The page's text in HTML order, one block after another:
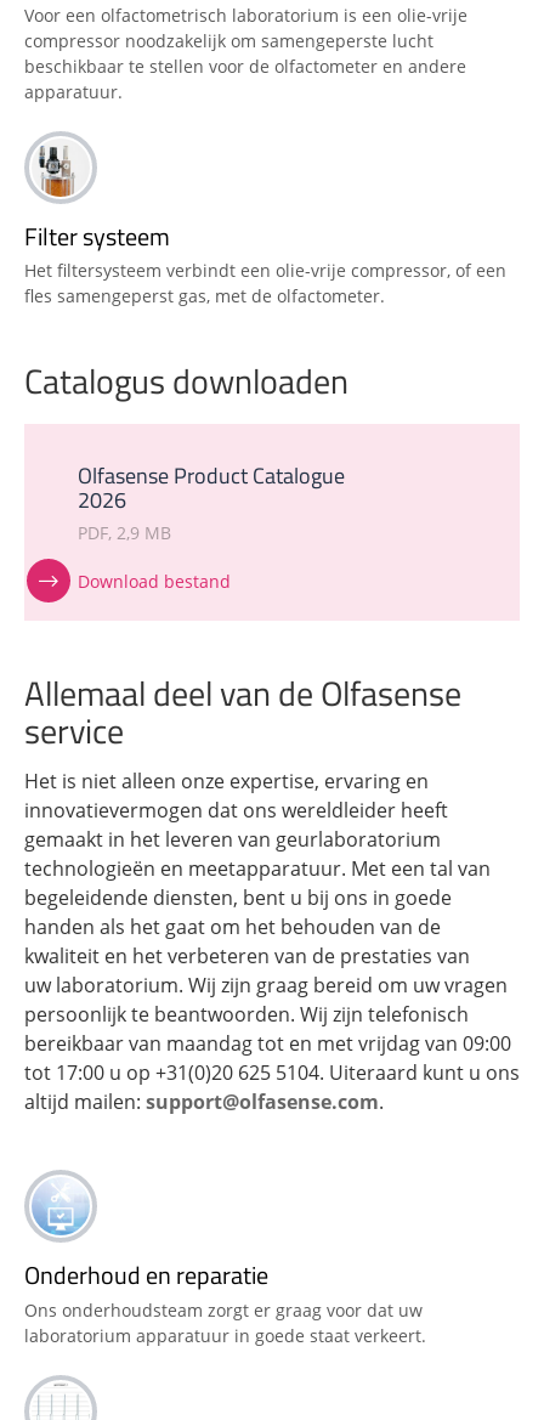
Voor een olfactometrisch laboratorium is een olie-vrije
compressor noodzakelijk om samengeperste lucht
beschikbaar te stellen voor de olfactometer en andere
apparatuur.
Filter systeem
Het filtersysteem verbindt een olie-vrije compressor, of een
fles samengeperst gas, met de olfactometer.
Catalogus downloaden
Olfasense Product Catalogue
2026
PDF 2,9 MB
Download bestand
Allemaal deel van de Olfasense
service
Het is niet alleen onze expertise, ervaring en
innovatievermogen dat ons wereldleider heeft
gemaakt in het leveren van geurlaboratorium
technologieën en meetapparatuur. Met een tal van
begeleidende diensten, bent u bij ons in goede
handen als het gaat om het behouden van de
kwaliteit en het verbeteren van de prestaties van
uw laboratorium. Wij zijn graag bereid om uw vragen
persoonlijk te beantwoorden. Wij zijn telefonisch
bereikbaar van maandag tot en met vrijdag van 09:00
tot 17:00 u op +31(0)20 625 5104. Uiteraard kunt u ons
altijd mailen: support@olfasense.com.
Onderhoud en reparatie
Ons onderhoudsteam zorgt er graag voor dat uw
laboratorium apparatuur in goede staat verkeert.